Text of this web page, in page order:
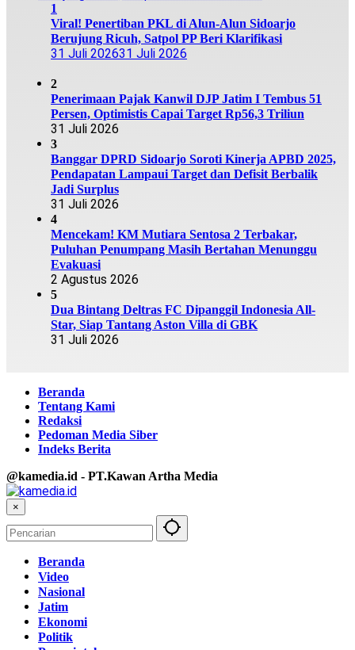
1
Viral! Penertiban PKL di Alun-Alun Sidoarjo
Berujung Ricuh, Satpol PP Beri Klarifikasi
31 Juli 202631 Juli 2026
2
Penerimaan Pajak Kanwil DJP Jatim I Tembus 51
Persen, Optimistis Capai Target Rp56,3 Triliun
31 Juli 2026
3
Banggar DPRD Sidoarjo Soroti Kinerja APBD 2025,
Pendapatan Lampaui Target dan Defisit Berbalik
Jadi Surplus
31 Juli 2026
4
Mencekam! KM Mutiara Sentosa 2 Terbakar,
Puluhan Penumpang Masih Bertahan Menunggu
Evakuasi
2 Agustus 2026
5
Dua Bintang Deltras FC Dipanggil Indonesia All-
Star, Siap Tantang Aston Villa di GBK
31 Juli 2026
Beranda
Tentang Kami
Redaksi
Pedoman Media Siber
Indeks Berita
@kamedia.id - PT.Kawan Artha Media
×
Beranda
Video
Nasional
Jatim
Ekonomi
Politik